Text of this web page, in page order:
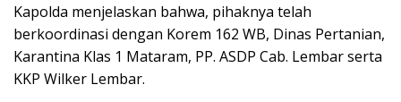
Kapolda menjelaskan bahwa, pihaknya telah
berkoordinasi dengan Korem 162 WB, Dinas Pertanian,
Karantina Klas 1 Mataram, PP. ASDP Cab. Lembar serta
KKP Wilker Lembar.